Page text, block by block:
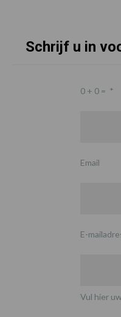
Schrijf u in
0 + 0 = *
Email
E-
Vul hier